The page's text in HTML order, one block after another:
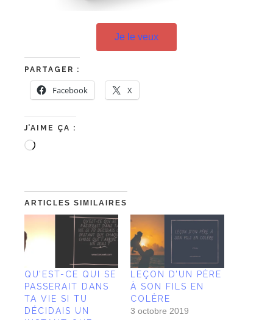
Je le veux
PARTAGER :
J’AIME ÇA :
ARTICLES SIMILAIRES
QU’EST-CE QUI SE
PASSERAIT DANS
TA VIE SI TU
LEÇON D’UN PÈRE
À SON FILS EN
COLÈRE